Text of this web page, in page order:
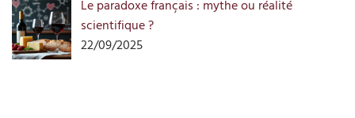
Le paradoxe français : mythe ou réalité
scientifique ?
22/09/2025